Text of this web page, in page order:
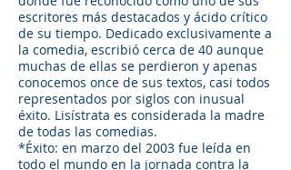
escritores más destacados y ácido crítico
de su tiempo. Dedicado exclusivamente a
la comedia, escribió cerca de 40 aunque
muchas de ellas se perdieron y apenas
conocemos once de sus textos, casi todos
representados por siglos con inusual
éxito. Lisístrata es considerada la madre
de todas las comedias.
*Éxito: en marzo del 2003 fue leída en
todo el mundo en la jornada contra la